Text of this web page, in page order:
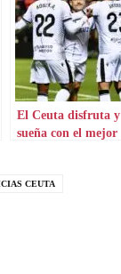
El Ceuta disfruta y
sueña con el mejor
CEUTA